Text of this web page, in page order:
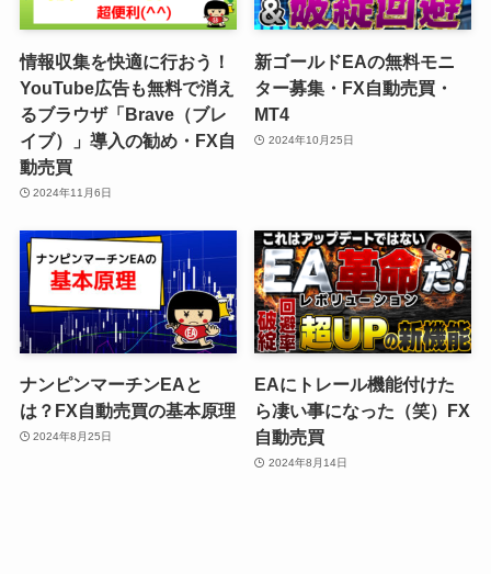
情報収集を快適に行おう！
YouTube広告も無料で消え
るブラウザ「Brave（ブレ
イブ）」導入の勧め・FX自
動売買
2024年11月6日
新ゴールドEAの無料モニ
ター募集・FX自動売買・
MT4
2024年10月25日
ナンピンマーチンEAと
は？FX自動売買の基本原理
2024年8月25日
EAにトレール機能付けた
ら凄い事になった（笑）FX
自動売買
2024年8月14日